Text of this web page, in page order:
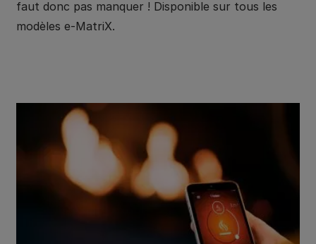
faut donc pas manquer ! Disponible sur tous les
modèles e-MatriX.